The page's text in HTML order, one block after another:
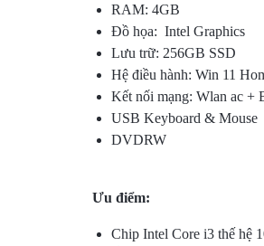
HỆ
THỐNG
CAMERA
GIÁM
RAM: 4GB
Đồ họa: Intel Graphics
Lưu trữ: 256GB SSD
Hệ điều hành: Win 11
Kết nối mạng: Wlan ac +
USB Keyboard & Mouse
DVDRW
Ưu điểm:
Chip Intel Core i3 thế hệ